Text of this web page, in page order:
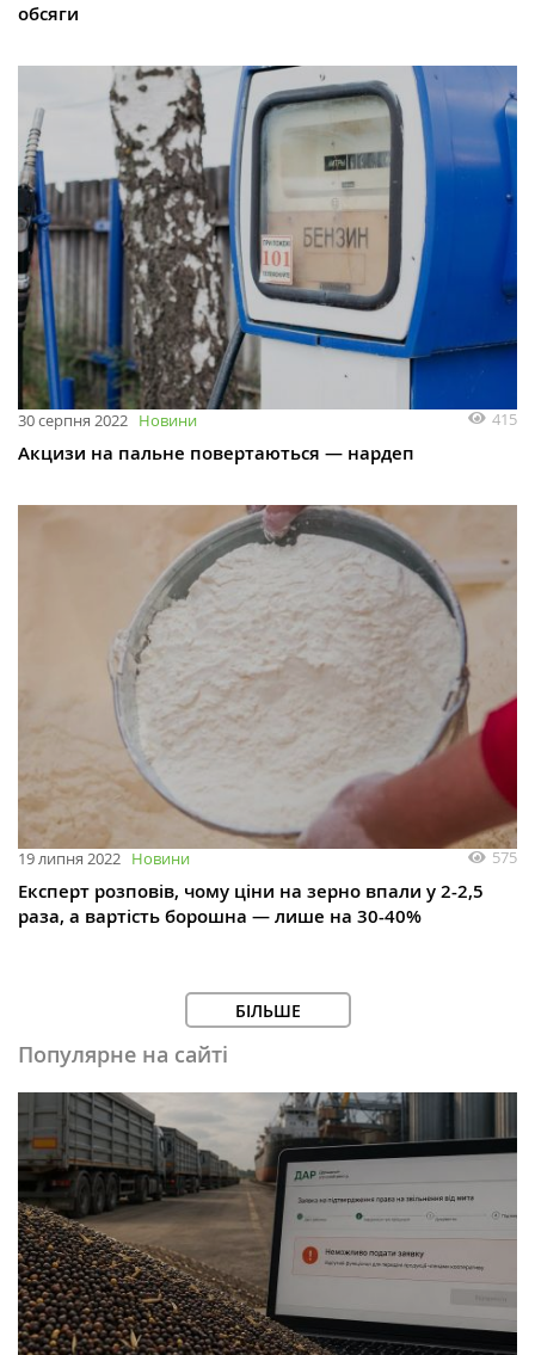
обсяги
30 серпня 2022 Новини 415
Акцизи на пальне повертаються — нардеп
19 липня 2022 Новини 575
Експерт розповів, чому ціни на зерно впали у 2-2,5
раза, а вартість борошна — лише на 30-40%
БІЛЬШЕ
Популярне на сайті